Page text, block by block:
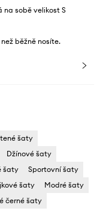
na sobě velikost S
běžně nosíte.
šaty
Džínové šaty
šaty
Sportovní šaty
šaty
Modré šaty
černé šaty